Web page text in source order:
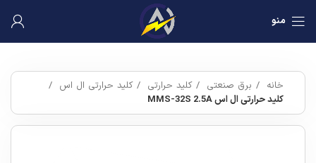
منو
خانه برق صنعتی کلید حرارتی
کلید حرارتی ال اس
کلید حرارتی ال اس MMS-32S 2.5A